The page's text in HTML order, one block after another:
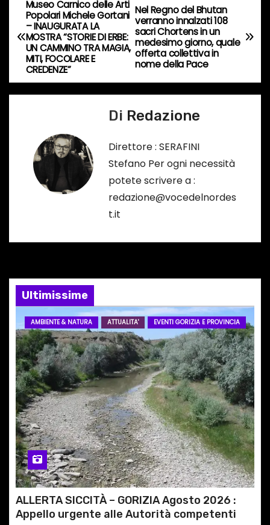
r
s
o
…
N
a
v
i
n
a
t
i
c
o
l
i
Nel Regno del Bhutan
verranno innalzati 108
sacri Chortens in un
medesimo giorno, quale
offerta collettiva in
nome della Pace
Museo Carnico delle Arti
Popolari Michele Gortani
– INAUGURATA LA
MOSTRA “STORIE DI ERBE:
UN CAMMINO TRA MAGIA,
MITI, FOCOLARE E
CREDENZE”
Di Redazione
Direttore : SERAFINI
Stefano Per ogni necessità
potete scrivere a :
redazione@vocedelnordes
t.it
Ultimissime
AMBIENTE & NATURA ATTUALITA' EVENTI GORIZIA E PROVINCIA
ALLERTA SICCITÀ – GORIZIA Agosto 2026 :
Appello urgente alle Autorità competenti